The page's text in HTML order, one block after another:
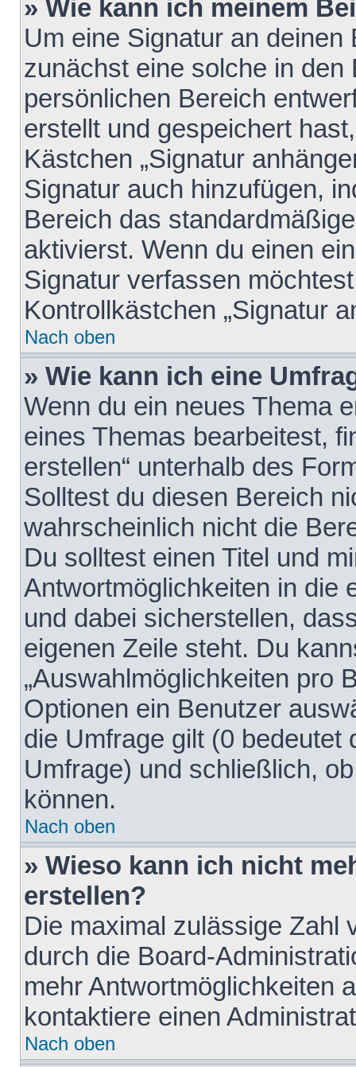
» Wie kann ich meinem
Um eine Signatur an
zunächst eine solche in den
persönlichen Bereich
erstellt und gespeichert
Kästchen „Signatur
Signatur auch hinzufügen,
Bereich das
aktivierst. Wenn du einen
Signatur verfassen
Kontrollkästchen „Signatur
Nach oben
» Wie kann ich eine
Wenn du ein neues Thema
eines Themas bearbeitest,
erstellen“ unterhalb des
Solltest du diesen Bereich
wahrscheinlich nicht die
Du solltest einen Titel und
Antwortmöglichkeiten in die
und dabei sicherstellen,
eigenen Zeile steht. Du
„Auswahlmöglichkeiten pro
Optionen ein Benutzer
die Umfrage gilt (0 bedeutet
Umfrage) und schließlich,
können.
Nach oben
» Wieso kann ich nicht
erstellen?
Die maximal zulässige Zahl
durch die Board-
mehr Antwortmöglichkeiten
kontaktiere einen
Nach oben